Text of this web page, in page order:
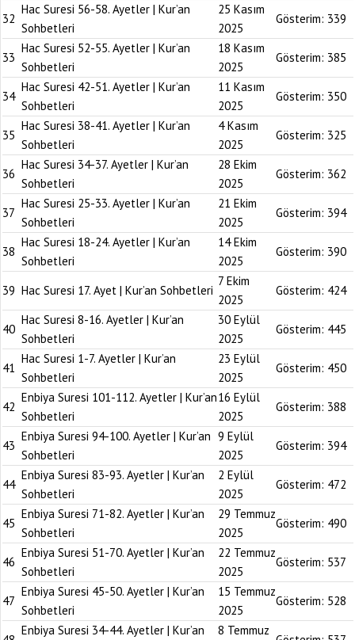
32
Hac Suresi 56-58. Ayetler | Kur’an
Sohbetleri
25 Kasım
2025
Gösterim: 339
33
Hac Suresi 52-55. Ayetler | Kur’an
Sohbetleri
18 Kasım
2025
Gösterim: 385
34
Hac Suresi 42-51. Ayetler | Kur’an
Sohbetleri
11 Kasım
2025
Gösterim: 350
35
Hac Suresi 38-41. Ayetler | Kur’an
Sohbetleri
4 Kasım
2025
Gösterim: 325
36
Hac Suresi 34-37. Ayetler | Kur’an
Sohbetleri
28 Ekim
2025
Gösterim: 362
37
Hac Suresi 25-33. Ayetler | Kur’an
Sohbetleri
21 Ekim
2025
Gösterim: 394
38
Hac Suresi 18-24. Ayetler | Kur’an
Sohbetleri
14 Ekim
2025
Gösterim: 390
39 Hac Suresi 17. Ayet | Kur’an Sohbetleri
7 Ekim
2025
Gösterim: 424
40
Hac Suresi 8-16. Ayetler | Kur’an
Sohbetleri
30 Eylül
2025
Gösterim: 445
41
Hac Suresi 1-7. Ayetler | Kur’an
Sohbetleri
23 Eylül
2025
Gösterim: 450
42
Enbiya Suresi 101-112. Ayetler | Kur’an
Sohbetleri
16 Eylül
2025
Gösterim: 388
43
Enbiya Suresi 94-100. Ayetler | Kur’an
Sohbetleri
9 Eylül
2025
Gösterim: 394
44
Enbiya Suresi 83-93. Ayetler | Kur’an
Sohbetleri
2 Eylül
2025
Gösterim: 472
45
Enbiya Suresi 71-82. Ayetler | Kur’an
Sohbetleri
29 Temmuz
2025
Gösterim: 490
46
Enbiya Suresi 51-70. Ayetler | Kur’an
Sohbetleri
22 Temmuz
2025
Gösterim: 537
47
Enbiya Suresi 45-50. Ayetler | Kur’an
Sohbetleri
15 Temmuz
2025
Gösterim: 528
Enbiya Suresi 34-44. Ayetler | Kur’an 8 Temmuz